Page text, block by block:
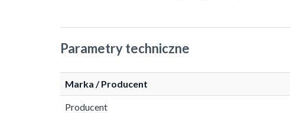
Parametry techniczne
Marka / Producent
Producent